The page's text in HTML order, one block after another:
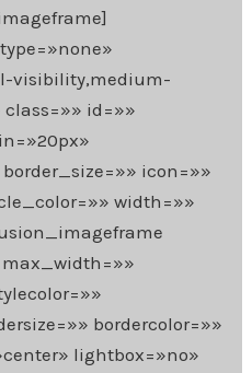
visibility,medium-
id=»»
icon=»»
width=»»
bordercolor=»»
lightbox=»no»